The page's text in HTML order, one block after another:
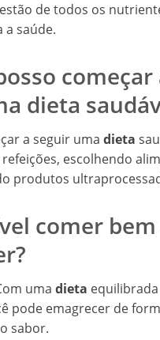
de todos os
a saúde.
começar
dieta
a seguir uma dieta
escolhendo
produtos
comer bem
uma dieta
pode emagrecer de
sabor.